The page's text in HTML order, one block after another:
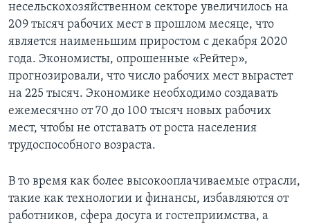
несельскохозяйственном секторе увеличилось на
209 тысяч рабочих мест в прошлом месяце, что
является наименьшим приростом с декабря 2020
года. Экономисты, опрошенные «Рейтер»,
прогнозировали, что число рабочих мест вырастет
на 225 тысяч. Экономике необходимо создавать
ежемесячно от 70 до 100 тысяч новых рабочих
мест, чтобы не отставать от роста населения
трудоспособного возраста.
В то время как более высокооплачиваемые отрасли,
такие как технологии и финансы, избавляются от
работников, сфера досуга и гостеприимства, а